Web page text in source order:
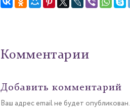
Комментарии
Добавить комментарий
Ваш адрес email не будет опубликован.